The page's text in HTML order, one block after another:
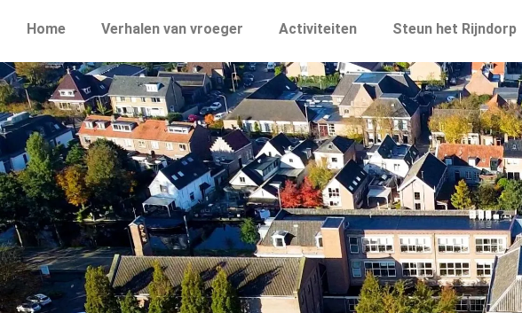
Home Verhalen van vroeger Activiteiten Steun het Rijndorp